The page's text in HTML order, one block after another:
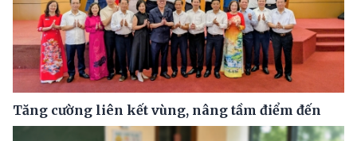
Tăng cường liên kết vùng, nâng tầm điểm đến